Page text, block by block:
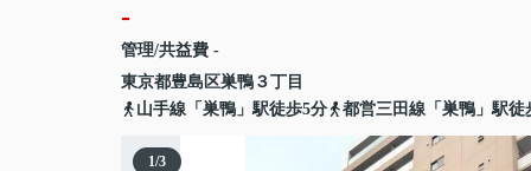
-
管理/共益費 -
東京都豊島区巣鴨 ３丁目
山手線「巣鴨」駅徒歩5分
都営三田線「巣鴨」駅徒
1/3